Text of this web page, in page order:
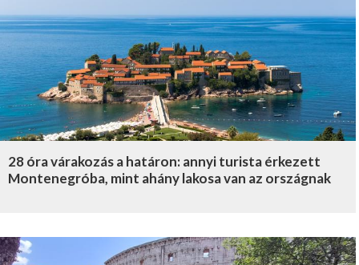
28 óra várakozás a határon: annyi turista érkezett
Montenegróba, mint ahány lakosa van az országnak